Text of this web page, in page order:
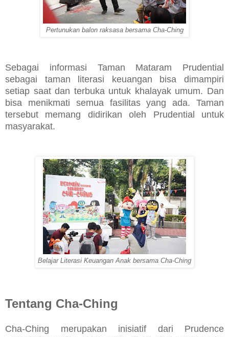
Pertunukan balon raksasa bersama Cha-Ching
Sebagai informasi Taman Mataram Prudential
sebagai taman literasi keuangan bisa dimampiri
setiap saat dan terbuka untuk khalayak umum. Dan
bisa menikmati semua fasilitas yang ada. Taman
tersebut memang didirikan oleh Prudential untuk
masyarakat.
Belajar Literasi Keuangan Anak bersama Cha-Ching
Tentang Cha-Ching
Cha-Ching merupakan inisiatif dari Prudence